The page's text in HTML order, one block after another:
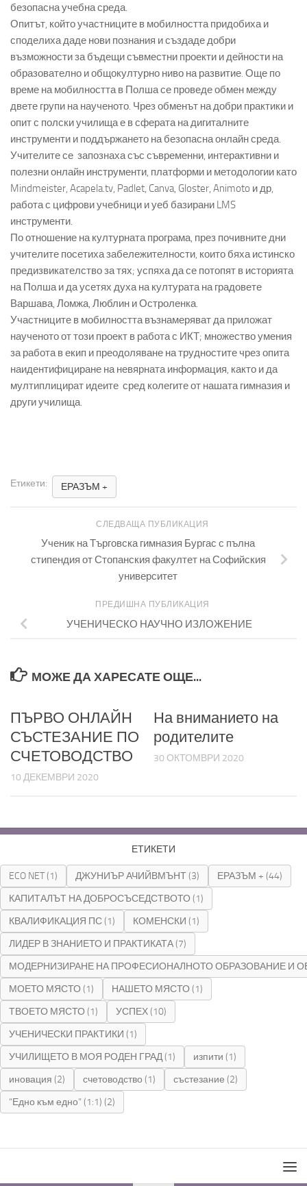
безопасна учебна среда.
Опитът, който участниците в мобилността придобиха и
споделиха даде нови познания и създаде добри
възможности за бъдещи съвместни проекти и дейности на
образователно и общокултурно ниво на развитие. Още по
време на мобилността в Полша се проведе обмен между
двете групи на наученото. Чрез обменът на добри практики и
опит с полски училища е в сферата на дигиталните
инструменти и поддържането на безопасна онлайн среда.
Учителите се запознаха със съвременни, интерактивни и
полезни онлайн инструменти, платформи и методологии като
Mindmeister, Acapela.tv, Padlet, Canva, Gloster, Animoto и др,
работа с цифрови учебници и уеб базирани LMS
инструменти.
По отношение на културната програма, през почивните дни
учителите посетиха забележителности, които бяха истинско
предизвикателство за тях; успяха да се потопят в историята
на Полша и да усетях духа на културата на градовете
Варшава, Ломжа, Люблин и Остроленка.
Участниците в мобилността възнамеряват да приложат
наученото от този проект в работа с ИКТ; множество умения
за работа в екип и преодоляване на трудностите чрез опита
наидентифициране на невярната информация, както и да
мултиплицират идеите сред колегите от нашата гимназия и
други училища.
Етикети: ЕРАЗЪМ +
СЛЕДВАЩА ПУБЛИКАЦИЯ
Ученик на Търговска гимназия Бургас с пълна
стипендия от Стопанския факултет на Софийския
университет
ПРЕДИШНА ПУБЛИКАЦИЯ
УЧЕНИЧЕСКО НАУЧНО ИЗЛОЖЕНИЕ
МОЖЕ ДА ХАРЕСАТЕ ОЩЕ...
ПЪРВО ОНЛАЙН
СЪСТЕЗАНИЕ ПО
СЧЕТОВОДСТВО
10 ДЕКЕМВРИ 2020
На вниманието на
родителите
30 ОКТОМВРИ 2020
ЕТИКЕТИ
ECO NET(1) ДЖУНИЪР АЧИЙВМЪНТ(3) ЕРАЗЪМ + (44)
КАПИТАЛЪТ НА ДОБРОСЪСЕДСТВОТО (1)
КВАЛИФИКАЦИЯ ПС(1) КОМЕНСКИ (1)
ЛИДЕР В ЗНАНИЕТО И ПРАКТИКАТА(7)
МОДЕРНИЗИРАНЕ НА ПРОФЕСИОНАЛНОТО ОБРАЗОВАНИЕ И
МОЕТО МЯСТО (1) НАШЕТО МЯСТО (1)
ТВОЕТО МЯСТО (1) УСПЕХ(10)
УЧЕНИЧЕСКИ ПРАКТИКИ (1)
УЧИЛИЩЕТО В МОЯ РОДЕН ГРАД(1) изпити (1)
иновация (2) счетоводство (1) състезание (2)
“Едно към едно” (1:1) (2)